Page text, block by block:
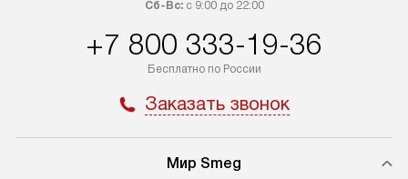
доставляем заказ до офиса
транспортной компании в Москве.
доставки у менеджера при
В день, согласованный с вами,
определяется в
в себя снятие
Сб-Вс:с 9:00 до 22:00
+7 800 333-19-36
Бесплатно по России
Заказать звонок
Мир Smeg